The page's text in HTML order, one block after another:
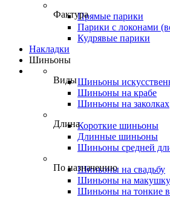
ФактураПрямые парики
Парики с локонами
Кудрявые парики
Накладки
Шиньоны
ВидыШиньоны
Шиньоны на крабе
Шиньоны на заколках
ДлинаКороткие шиньоны
Длинные шиньоны
Шиньоны средней
По назначению
Шиньоны на свадьбу
Шиньоны на макушку
Шиньоны на тонкие